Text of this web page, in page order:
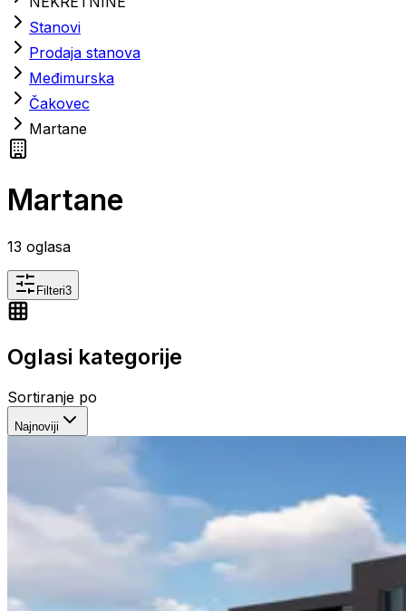
Stanovi
Prodaja stanova
Međimurska
Čakovec
Martane
Martane
13 oglasa
Filteri3
Oglasi kategorije
Sortiranje po
Najnoviji